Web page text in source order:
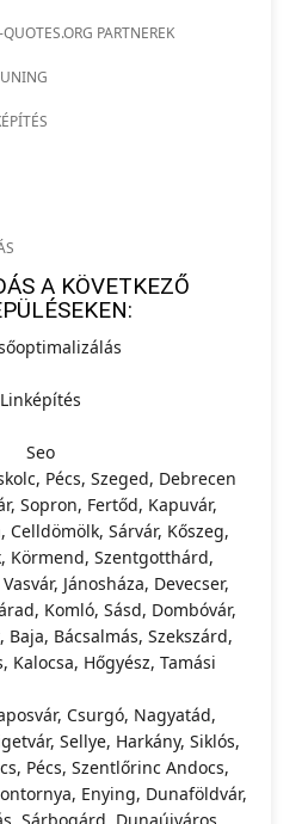
PARTNEREK
A KÖVETKEZŐ
Linképítés
Seo
Pécs, Szeged, Debrecen
Sopron, Fertőd, Kapuvár,
Celldömölk, Sárvár, Kőszeg,
Körmend, Szentgotthárd,
Jánosháza, Devecser,
Komló, Sásd, Dombóvár,
Baja, Bácsalmás, Szekszárd,
Kalocsa, Hőgyész, Tamási
Csurgó, Nagyatád,
Sellye, Harkány, Siklós,
Pécs, Szentlőrinc Andocs,
Enying, Dunaföldvár,